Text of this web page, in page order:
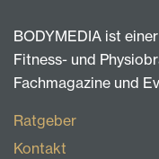
BODYMEDIA ist
Fitness- und
Fachmagazine und
Ratgeber
Kontakt